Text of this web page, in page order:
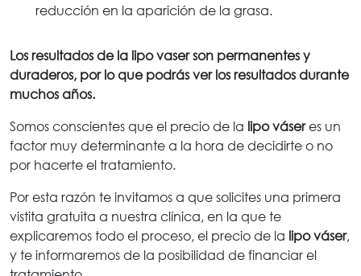
reducción en la aparición de la grasa.
Los resultados de la lipo vaser son permanentes y
duraderos, por lo que podrás ver los resultados durante
muchos años.
Somos conscientes que el precio de la lipo váseres un
factor muy determinante a la hora de decidirte o no
por hacerte el tratamiento.
Por esta razón te invitamos a que solicites una primera
vistita gratuita a nuestra clínica, en la que te
explicaremos todo el proceso, el precio de la lipo váser,
y te informaremos de la posibilidad de financiar el